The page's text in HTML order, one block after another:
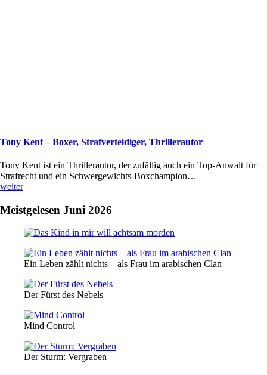
Tony Kent – Boxer, Strafverteidiger, Thrillerautor
Tony Kent ist ein Thrillerautor, der zufällig auch ein Top-Anwalt für
Strafrecht und ein Schwergewichts-Boxchampion…
weiter
Meistgelesen Juni 2026
Ein Leben zählt nichts – als Frau im arabischen Clan
Der Fürst des Nebels
Mind Control
Der Sturm: Vergraben